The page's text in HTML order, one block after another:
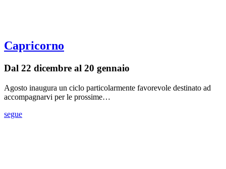
Capricorno
Dal 22 dicembre al 20 gennaio
Agosto inaugura un ciclo particolarmente favorevole destinato ad
accompagnarvi per le prossime…
segue